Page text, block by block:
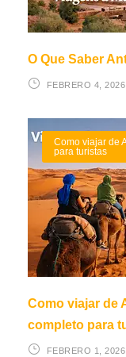
O Que Saber
FEBRERO 4, 2026
Como viajar de
para turistas
Como viajar de
completo para
FEBRERO 1, 2026